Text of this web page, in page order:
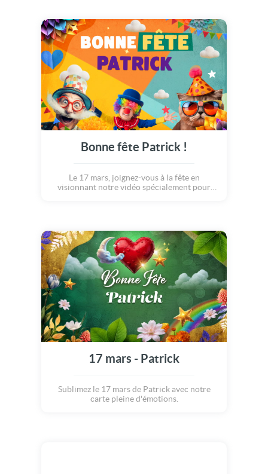
Bonne fête Patrick !
Le 17 mars, joignez-vous à la fête en
visionnant notre vidéo spécialement pour
17 mars - Patrick
Sublimez le 17 mars de Patrick avec notre
carte pleine d'émotions.